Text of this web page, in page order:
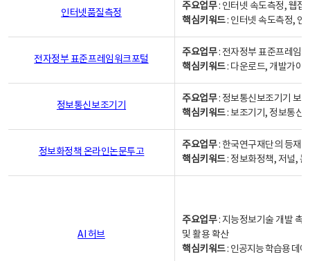
인터넷품질측정
주요업무: 인터넷 속도측정, 웹접
핵심키워드: 인터넷 속도측정, 인
전자정부 표준프레임워크포털
주요업무: 전자정부 표준프레임
핵심키워드: 다운로드, 개발가이
정보통신보조기기
주요업무: 정보통신보조기기 보
핵심키워드: 보조기기, 정보통신
정보화정책 온라인논문투고
주요업무: 한국연구재단의 등재
핵심키워드: 정보화정책, 저널,
AI 허브
주요업무: 지능정보기술 개발 촉
및 활용 확산
핵심키워드: 인공지능 학습용 데